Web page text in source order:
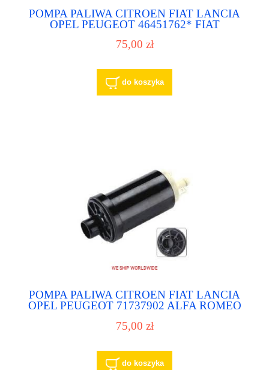
POMPA PALIWA CITROEN FIAT LANCIA
OPEL PEUGEOT 46451762* FIAT
46474139* FIAT 46474139* ALFA ROMEO
6001548577 DACIA 70514 SIDAT 71737902
LANCIA 71737902 IVECO
75,00 zł
do koszyka
POMPA PALIWA CITROEN FIAT LANCIA
OPEL PEUGEOT 71737902 ALFA ROMEO
7555130 LANCIA 7555130* ALFA ROMEO
ALFA ROMEO 75551300 LANCIA 75551300
FIAT 770048 ERA
75,00 zł
do koszyka